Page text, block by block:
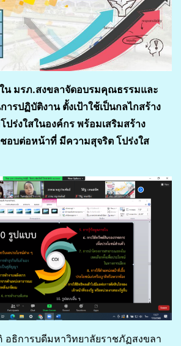
น มรภ.สงขลาจัดอบรมคุณธรรมและ
รปฏิบัติงาน ตั้งเป้าใช้เป็นกลไกสร้าง
ร่งใสในองค์กร พร้อมเสริมสร้าง
อบต่อหน้าที่ มีความสุจริต โปร่งใส
อธิการบดีมหาวิทยาลัยราชภัฏสงขลา